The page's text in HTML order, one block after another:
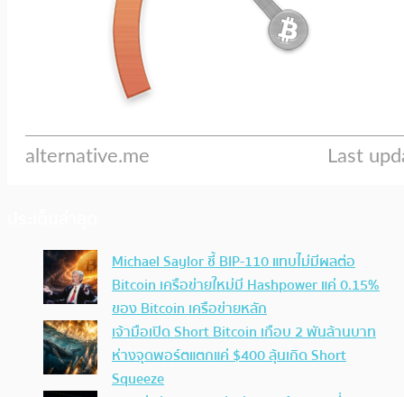
Michael Saylor ชี้ BIP-110 แทบไม่มีผลต่อ
Bitcoin เครือข่ายใหม่มี Hashpower แค่ 0.15%
ของ Bitcoin เครือข่ายหลัก
เจ้ามือเปิด Short Bitcoin เกือบ 2 พันล้านบาท
ห่างจุดพอร์ตแตกแค่ $400 ลุ้นเกิด Short
Squeeze